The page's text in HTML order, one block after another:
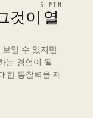
5 MIN
것이 열
일 수 있지만,
는 경험이 될
한 통찰력을 제